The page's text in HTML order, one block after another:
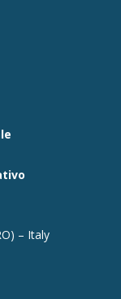
– Italy